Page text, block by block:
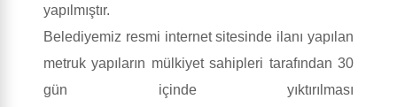
yapılmıştır.
Belediyemiz resmi internet sitesinde ilanı yapılan
metruk yapıların mülkiyet sahipleri tarafından 30
gün içinde yıktırılması